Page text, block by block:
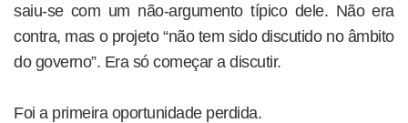
saiu-se com um não-argumento típico dele. Não era
contra, mas o projeto “não tem sido discutido no âmbito
do governo”. Era só começar a discutir.
Foi a primeira oportunidade perdida.